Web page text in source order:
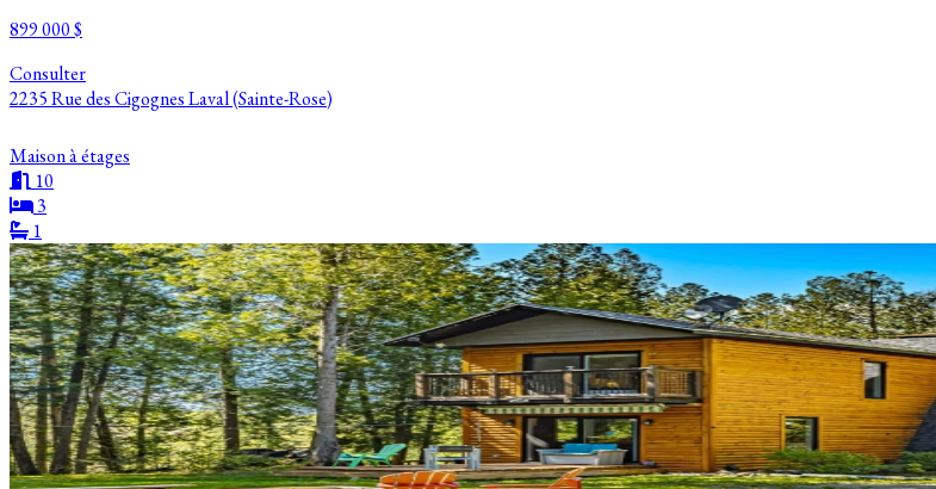
899 000 $
Consulter
2235 Rue des Cigognes Laval (Sainte-Rose)
Maison à étages
10
3
1